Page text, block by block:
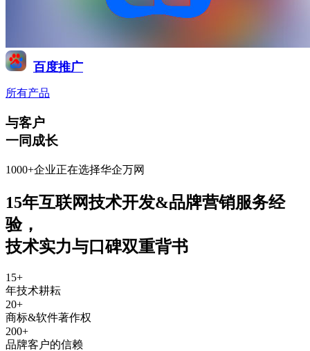
百度推广
所有产品
与客户
一同成长
1000+企业正在选择华企万网
15年互联网技术开发&品牌营销服务经
验，
技术实力与口碑双重背书
15+
年技术耕耘
20+
商标&软件著作权
200+
品牌客户的信赖